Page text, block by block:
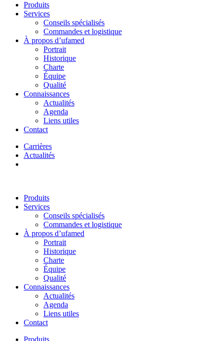
Produits
Services
Conseils spécialisés
Commandes et logistique
À propos d’ufamed
Portrait
Historique
Charte
Équipe
Qualité
Connaissances
Actualités
Agenda
Liens utiles
Contact
Carrières
Actualités
Produits
Services
Conseils spécialisés
Commandes et logistique
À propos d’ufamed
Portrait
Historique
Charte
Équipe
Qualité
Connaissances
Actualités
Agenda
Liens utiles
Contact
Produits